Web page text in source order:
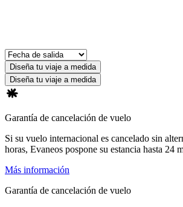
Diseña tu viaje a medida
Diseña tu viaje a medida
Garantía de cancelación de vuelo
Si su vuelo internacional es cancelado sin
horas, Evaneos pospone su estancia hasta 24
Más información
Garantía de cancelación de vuelo